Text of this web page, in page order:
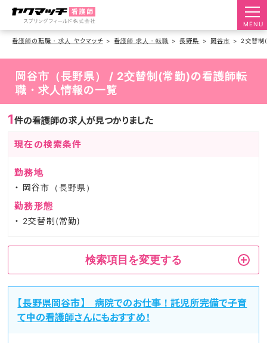
MENU
看護師の転職・求人 ヤクマッチ 看護師 求人・転職 長野県 岡谷市 2交替制
岡谷市（長野県） / 2交替制(常勤)の看護師転
職・求人情報の一覧
1件の看護師の求人が見つかりました
現在の検索条件
勤務地
岡谷市（長野県）
勤務形態
2交替制(常勤)
検索項目を変更する
【長野県岡谷市】 病院でのお仕事！託児所完備で子育
て中の看護師さんにもおすすめ！